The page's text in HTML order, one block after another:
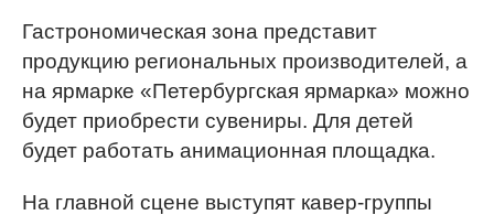
Гастрономическая зона представит
продукцию региональных производителей, а
на ярмарке «Петербургская ярмарка» можно
будет приобрести сувениры. Для детей
будет работать анимационная площадка.
На главной сцене выступят кавер-группы